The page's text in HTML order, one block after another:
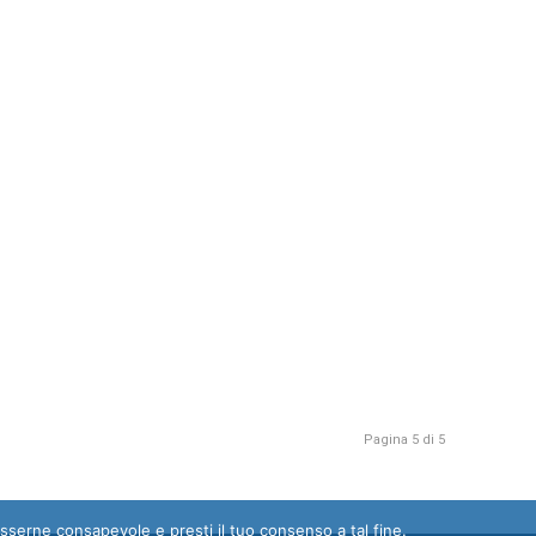
Pagina 5 di 5
consapevole e presti il tuo consenso a tal fine.